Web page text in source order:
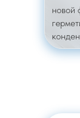
новой